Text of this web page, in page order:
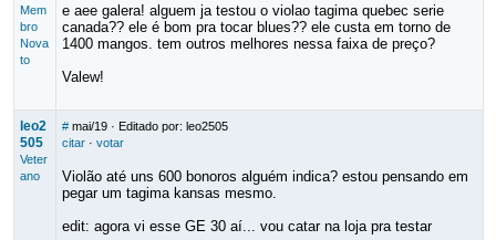
Mem
bro
Nova
to
e aee galera! alguem ja testou o violao tagima quebec serie
canada?? ele é bom pra tocar blues?? ele custa em torno de
1400 mangos. tem outros melhores nessa faixa de preço?
Valew!
leo2
505
Veter
ano
# mai/19· Editado por: leo2505
citar· votar
Violão até uns 600 bonoros alguém indica? estou pensando em
pegar um tagima kansas mesmo.
edit: agora vi esse GE 30 aí... vou catar na loja pra testar